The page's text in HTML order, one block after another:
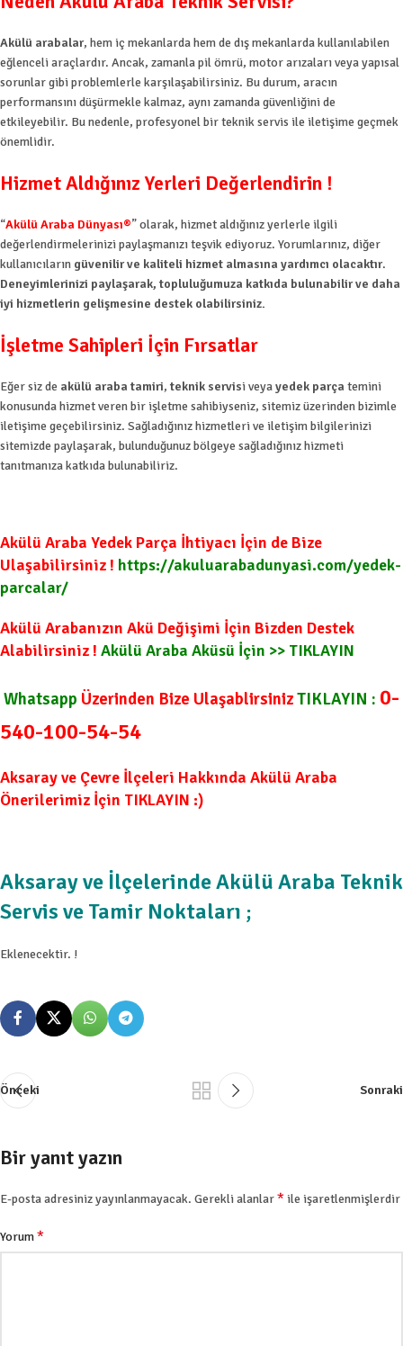
Akülü arabalar, hem iç mekanlarda hem de dış mekanlarda kullanılabilen
eğlenceli araçlardır. Ancak, zamanla pil ömrü, motor arızaları veya yapısal
sorunlar gibi problemlerle karşılaşabilirsiniz. Bu durum, aracın
performansını düşürmekle kalmaz, aynı zamanda güvenliğini de
etkileyebilir. Bu nedenle, profesyonel bir teknik servis ile iletişime geçmek
önemlidir.
Hizmet Aldığınız Yerleri Değerlendirin !
“Akülü Araba Dünyası®” olarak, hizmet aldığınız yerlerle ilgili
değerlendirmelerinizi paylaşmanızı teşvik ediyoruz. Yorumlarınız, diğer
kullanıcıların güvenilir ve kaliteli hizmet almasına yardımcı olacaktır.
Deneyimlerinizi paylaşarak, topluluğumuza katkıda bulunabilir ve daha
iyi hizmetlerin gelişmesine destek olabilirsiniz.
İşletme Sahipleri İçin Fırsatlar
Eğer siz de akülü araba tamiri, teknik servisi veyayedek parça temini
konusunda hizmet veren bir işletme sahibiyseniz, sitemiz üzerinden bizimle
iletişime geçebilirsiniz. Sağladığınız hizmetleri ve iletişim bilgilerinizi
sitemizde paylaşarak, bulunduğunuz bölgeye sağladığınız hizmeti
tanıtmanıza katkıda bulunabiliriz.
Akülü Araba Yedek Parça İhtiyacı İçin de Bize
Ulaşabilirsiniz ! https://akuluarabadunyasi.com/yedek-
parcalar/
Akülü Arabanızın Akü Değişimi İçin Bizden Destek
Alabilirsiniz ! Akülü Araba Aküsü İçin >> TIKLAYIN
Whatsapp Üzerinden Bize UlaşablirsinizTIKLAYIN : 0-
540-100-54-54
Aksaray ve Çevre İlçeleri Hakkında Akülü Araba
Önerilerimiz İçin TIKLAYIN :)
Aksaray ve İlçelerinde Akülü Araba Teknik
Servis ve Tamir Noktaları ;
Eklenecektir. !
Önceki Sonraki
Bir yanıt yazın
E-posta adresiniz yayınlanmayacak. Gerekli alanlar* ile işaretlenmişlerdir
Yorum*